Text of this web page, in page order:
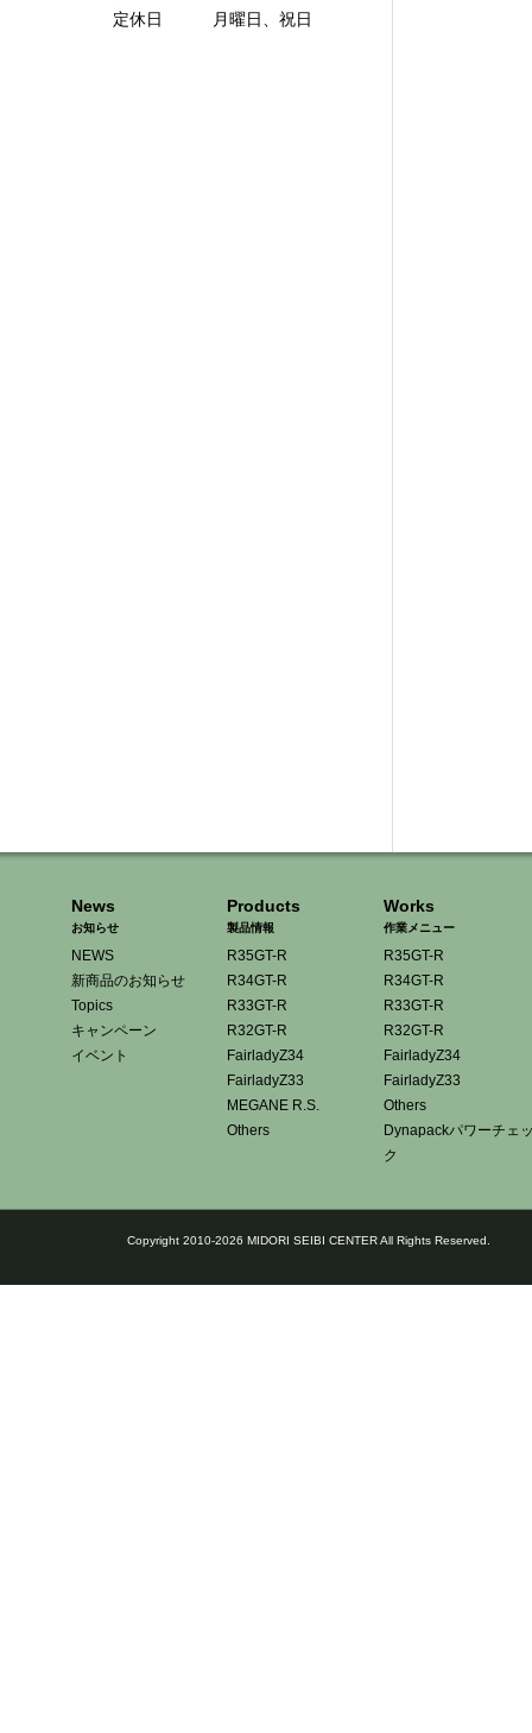
定休日 月曜日、祝日
News
お知らせ
NEWS
新商品のお知らせ
Topics
キャンペーン
イベント
Products
製品情報
R35GT-R
R34GT-R
R33GT-R
R32GT-R
FairladyZ34
FairladyZ33
MEGANE R.S.
Others
Works
作業メニュー
R35GT-R
R34GT-R
R33GT-R
R32GT-R
FairladyZ34
FairladyZ33
Others
Dynapackパワーチェ
ク
Copyright 2010-2026 MIDORI SEIBI CENTER All Rights Reserved.